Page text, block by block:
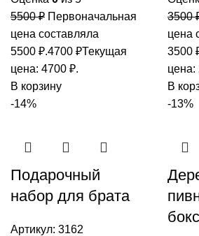
5500₽ Первоначальная
цена составляла
5500 ₽.4700 ₽Текущая
цена: 4700 ₽.
В корзину
3500
цена
3500
цена:
В
-14%
Подарочный
набор для брата
Артикул: 3162
-13%
бокс